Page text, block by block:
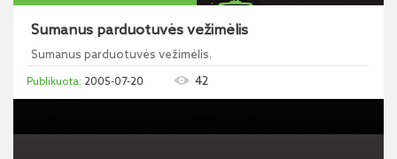
Sumanus parduotuvės vežimėlis
Sumanus parduotuvės vežimėlis.
2005-07-20 42